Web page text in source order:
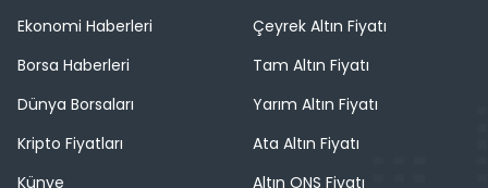
Ekonomi Haberleri
Borsa Haberleri
Dünya Borsaları
Kripto Fiyatları
Künye
Çeyrek Altın Fiyatı
Tam Altın Fiyatı
Yarım Altın Fiyatı
Ata Altın Fiyatı
Altın ONS Fiyatı